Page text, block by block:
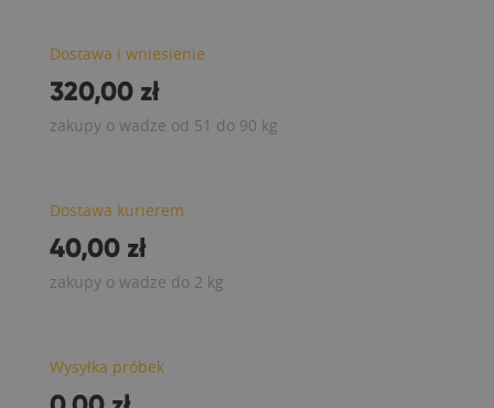
Dostawa i wniesienie
320,00 zł
zakupy o wadze od 51 do 90 kg
Dostawa kurierem
40,00 zł
zakupy o wadze do 2 kg
Wysyłka próbek